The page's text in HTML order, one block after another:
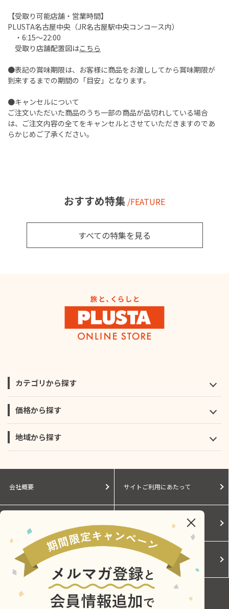
【受取り可能店舗・営業時間】
PLUSTA名古屋中央（JR名古屋駅中央コンコース内）
・6:15～22:00
受取り店舗配置図はこちら
●表記の賞味期限は、お客様に商品をお渡ししてから賞味期限が
到来するまでの期間の「目安」となります。
●キャンセルについて
ご注文いただいた商品のうち一部の商品が品切れしている場合
は、ご注文内容の全てをキャンセルとさせていただきますのであ
らかじめご了承ください。
おすすめ特集 /FEATURE
すべての特集を見る
カテゴリから探す
価格から探す
地域から探す
会社概要 サイトご利用にあたって
Cookieポリシー ご利用規約
お問い合わせ